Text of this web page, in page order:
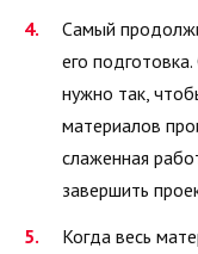
Самый
его
нужно так,
материалов
слаженная
завершить
Когда весь